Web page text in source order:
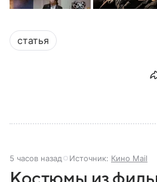
статья
5 часов назад Источник: Кино Mail